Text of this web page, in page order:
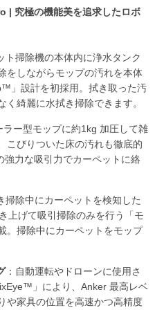
究極の機能美を追求したロボ
ト掃除機の本体内に浄水タンク
をしながらモップの汚れを本体
」設計を初採用。拭き取った汚
綺麗に水拭き掃除できます。
ー型モップに約1kg 加圧して雑
こびりついた床の汚れも徹底的
力な吸引力でカーペットに絡
掃除中にカーペットを検知した
上げて吸引掃除のみを行う「モ
。掃除中にカーペットをモップ
：自動運転やドローンに使用さ
」により、Anker 最高レベ
や家具の位置を高速かつ高精度